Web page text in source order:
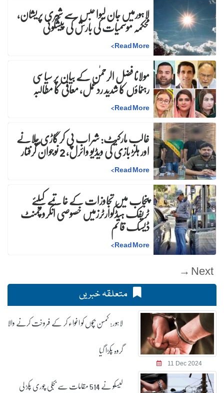
لاہورمیں جان لیوا حبس سے شہری پریشان،
محکمہ موسمیات کی بارش کی پیشگوئی
Read More
>
مولانا فضل الرحمٰن کے بیان پر سیاسی
رہنماؤں کا شدید ردعمل، معافی کا مطالبہ
Read More
>
غالب مارکیٹ: شراب پی کر گاڑی چلانے
اور ہلڑ بازی کی ویڈیو وائرل، 2 نوجوان گرفتار
Read More
>
پنجاب میں تجاوزات کے خاتمے کیلئے
ٹریفک ہیڈکوارٹرزمیں خصوصی انکروچمنٹ
ڈیسک قائم
Read More
>
Next →
متعلقہ خبریں
11 Dec 2024
لاہور: کمسن بچوں کو اغواء کر کے فروخت کرنے والا
گروہ پکڑا گیا
لیسکو نے 514 مقامات سے بجلی چوری پکڑ لی